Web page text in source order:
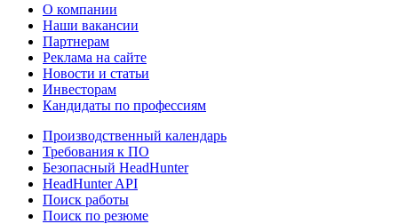
О компании
Наши вакансии
Партнерам
Реклама на сайте
Новости и статьи
Инвесторам
Кандидаты по профессиям
Производственный календарь
Требования к ПО
Безопасный HeadHunter
HeadHunter API
Поиск работы
Поиск по резюме